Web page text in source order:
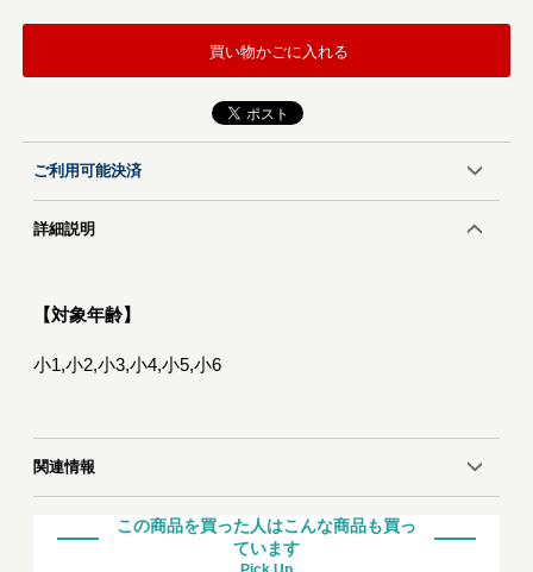
買い物かごに入れる
ご利用可能決済
詳細説明
【対象年齢】
小1,小2,小3,小4,小5,小6
関連情報
この商品を買った人はこんな商品も買っ
ています